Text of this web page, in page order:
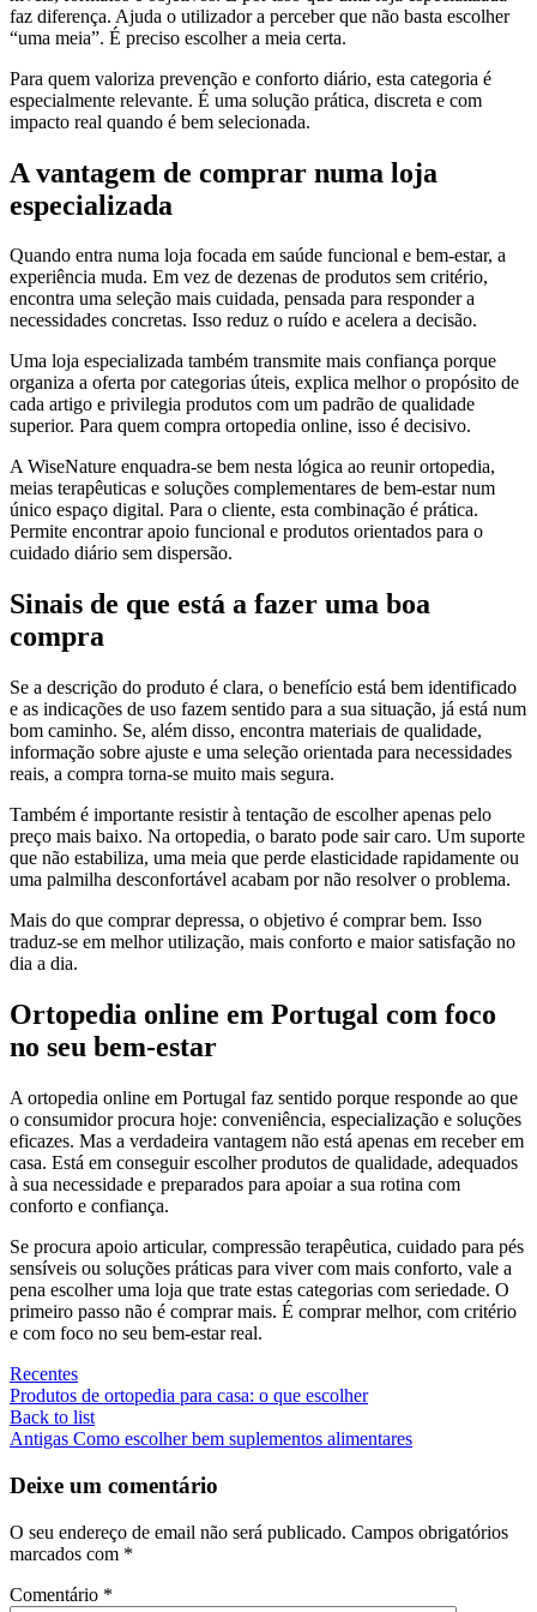
faz diferença. Ajuda o utilizador a perceber que não basta escolher
“uma meia”. É preciso escolher a meia certa.
Para quem valoriza prevenção e conforto diário, esta categoria é
especialmente relevante. É uma solução prática, discreta e com
impacto real quando é bem selecionada.
A vantagem de comprar numa loja
especializada
Quando entra numa loja focada em saúde funcional e bem-estar, a
experiência muda. Em vez de dezenas de produtos sem critério,
encontra uma seleção mais cuidada, pensada para responder a
necessidades concretas. Isso reduz o ruído e acelera a decisão.
Uma loja especializada também transmite mais confiança porque
organiza a oferta por categorias úteis, explica melhor o propósito de
cada artigo e privilegia produtos com um padrão de qualidade
superior. Para quem compra ortopedia online, isso é decisivo.
A WiseNature enquadra-se bem nesta lógica ao reunir ortopedia,
meias terapêuticas e soluções complementares de bem-estar num
único espaço digital. Para o cliente, esta combinação é prática.
Permite encontrar apoio funcional e produtos orientados para o
cuidado diário sem dispersão.
Sinais de que está a fazer uma boa
compra
Se a descrição do produto é clara, o benefício está bem identificado
e as indicações de uso fazem sentido para a sua situação, já está num
bom caminho. Se, além disso, encontra materiais de qualidade,
informação sobre ajuste e uma seleção orientada para necessidades
reais, a compra torna-se muito mais segura.
Também é importante resistir à tentação de escolher apenas pelo
preço mais baixo. Na ortopedia, o barato pode sair caro. Um suporte
que não estabiliza, uma meia que perde elasticidade rapidamente ou
uma palmilha desconfortável acabam por não resolver o problema.
Mais do que comprar depressa, o objetivo é comprar bem. Isso
traduz-se em melhor utilização, mais conforto e maior satisfação no
dia a dia.
Ortopedia online em Portugal com foco
no seu bem-estar
A ortopedia online em Portugal faz sentido porque responde ao que
o consumidor procura hoje: conveniência, especialização e soluções
eficazes. Mas a verdadeira vantagem não está apenas em receber em
casa. Está em conseguir escolher produtos de qualidade, adequados
à sua necessidade e preparados para apoiar a sua rotina com
conforto e confiança.
Se procura apoio articular, compressão terapêutica, cuidado para pés
sensíveis ou soluções práticas para viver com mais conforto, vale a
pena escolher uma loja que trate estas categorias com seriedade. O
primeiro passo não é comprar mais. É comprar melhor, com critério
e com foco no seu bem-estar real.
Recentes
Produtos de ortopedia para casa: o que escolher
Back to list
Antigas Como escolher bem suplementos alimentares
Deixe um comentário
O seu endereço de email não será publicado. Campos obrigatórios
marcados com *
Comentário *